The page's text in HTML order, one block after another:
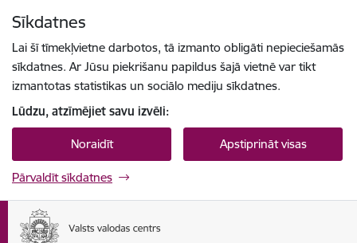
Sīkdatnes
Lai šī tīmekļvietne darbotos, tā izmanto obligāti nepieciešamās
sīkdatnes. Ar Jūsu piekrišanu papildus šajā vietnē var tikt
izmantotas statistikas un sociālo mediju sīkdatnes.
Lūdzu, atzīmējiet savu izvēli:
Noraidīt Apstiprināt visas
Pārvaldīt sīkdatnes